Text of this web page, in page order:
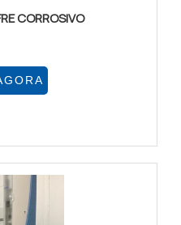
CORROSIVO